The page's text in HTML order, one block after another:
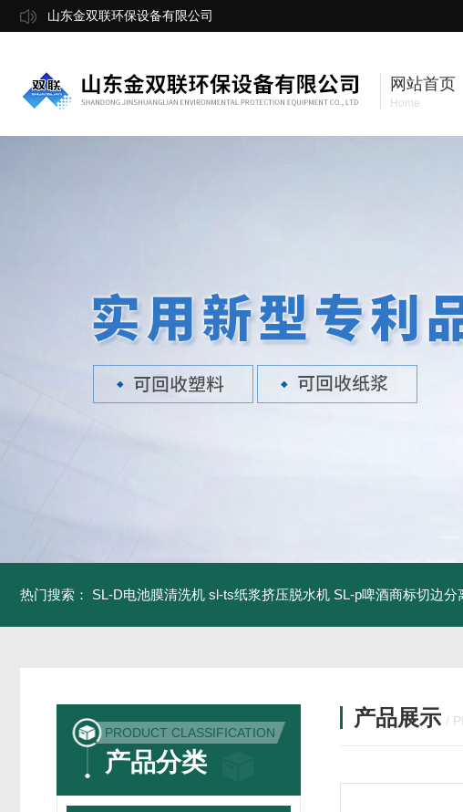
山东金双联环保设备有限公司
网站首页
Home
热门搜索： SL-D电池膜清洗机 sl-ts纸浆挤压脱水机 SL-p啤酒商标切边分
PRODUCT CLASSIFICATION
产品分类
产品展示 /